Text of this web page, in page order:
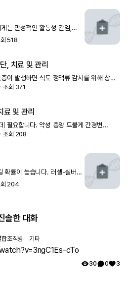
는 만성적인 활동성 간염,
문맥고혈압, 간세포암 등이
518
, 치료 및 관리
이 발생하면 식도 정맥류 감시를 위해 상부
세포암종에 대한 정기적인 검진은
조회 371
료 및 관리
종양 드물게 간경변
다(간세포암 또는 담관암). 담도 폐쇄증
조회 208
확률이 높습니다. 러셀-실버
하는 종양에는 간세포암종
204
솔한 대화
조직병 기타
cTo
30 0 3